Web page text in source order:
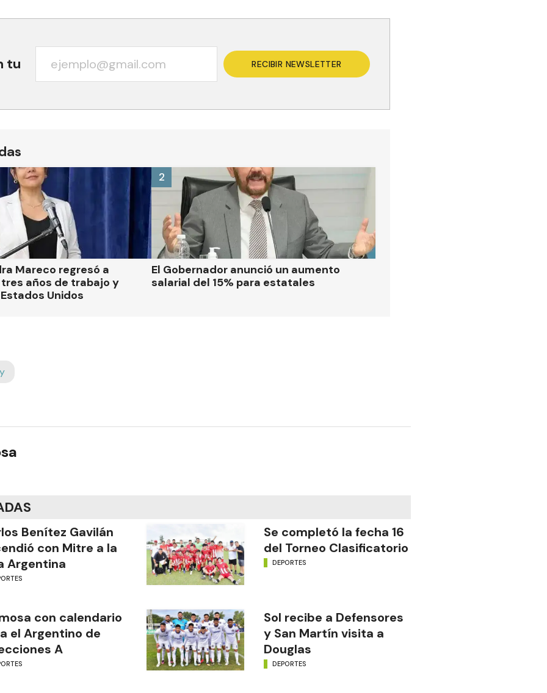
tu RECIBIR NEWSLETTER
Mareco regresó a
años de trabajo y
Unidos
El Gobernador anunció un aumento
salarial del 15% para estatales
2
Benítez Gavilán
con Mitre a la
Argentina
Se completó la fecha 16
del Torneo Clasificatorio
DEPORTES
con calendario
el Argentino de
A
Sol recibe a Defensores
y San Martín visita a
Douglas
DEPORTES